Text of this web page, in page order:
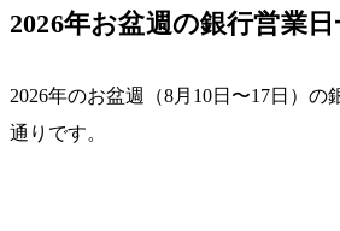
2026年お盆週の銀行営業
2026年のお盆週（8月10日〜17日）の
通りです。